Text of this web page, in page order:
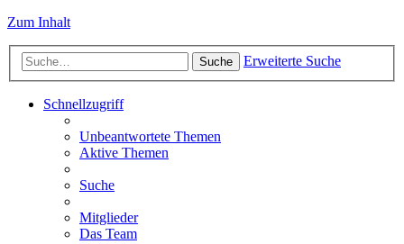
Zum Inhalt
Suche Erweiterte Suche
Schnellzugriff
Unbeantwortete Themen
Aktive Themen
Suche
Mitglieder
Das Team